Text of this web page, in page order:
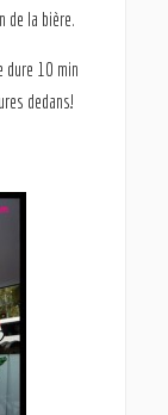
de la bière.
dure 10 min
dedans!